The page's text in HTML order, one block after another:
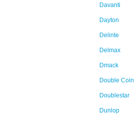
Davanti
Dayton
Delinte
Delmax
Dmack
Double Coin
Doublestar
Dunlop